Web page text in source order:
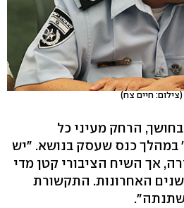
(צילום: חיים צח)
הרחק מעיני כל
במהלך כנס שעסק בנושא. "יש
אך השיח הציבורי קטן מדי
האחרונות. התקשורת